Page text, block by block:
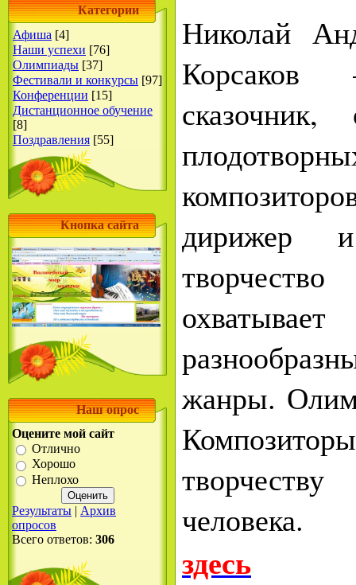
Категории
Афиша [4]
Наши успехи [76]
Олимпиады [37]
Фестивали и конкурсы [97]
Конференции [15]
Дистанционное обучение
[8]
Поздравления [55]
Кнопка сайта
Наш опрос
Оцените мой сайт
Отлично
Хорошо
Неплохо
Результаты | Архив
опросов
Всего ответов: 306
Николай
Корсаков
дирижер
жанры.
человека.
здесь